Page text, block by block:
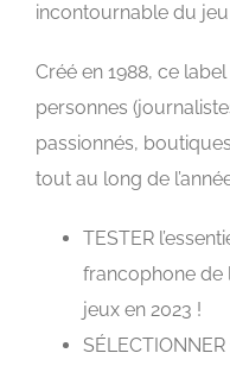
incontournable du
Créé en 1988, ce
personnes
passionnés,
tout au long de
TESTER
francophone de
jeux en 2023 !
SÉLECTIONNER